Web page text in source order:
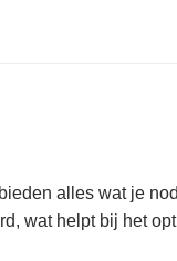
alles wat je
wat helpt bij het